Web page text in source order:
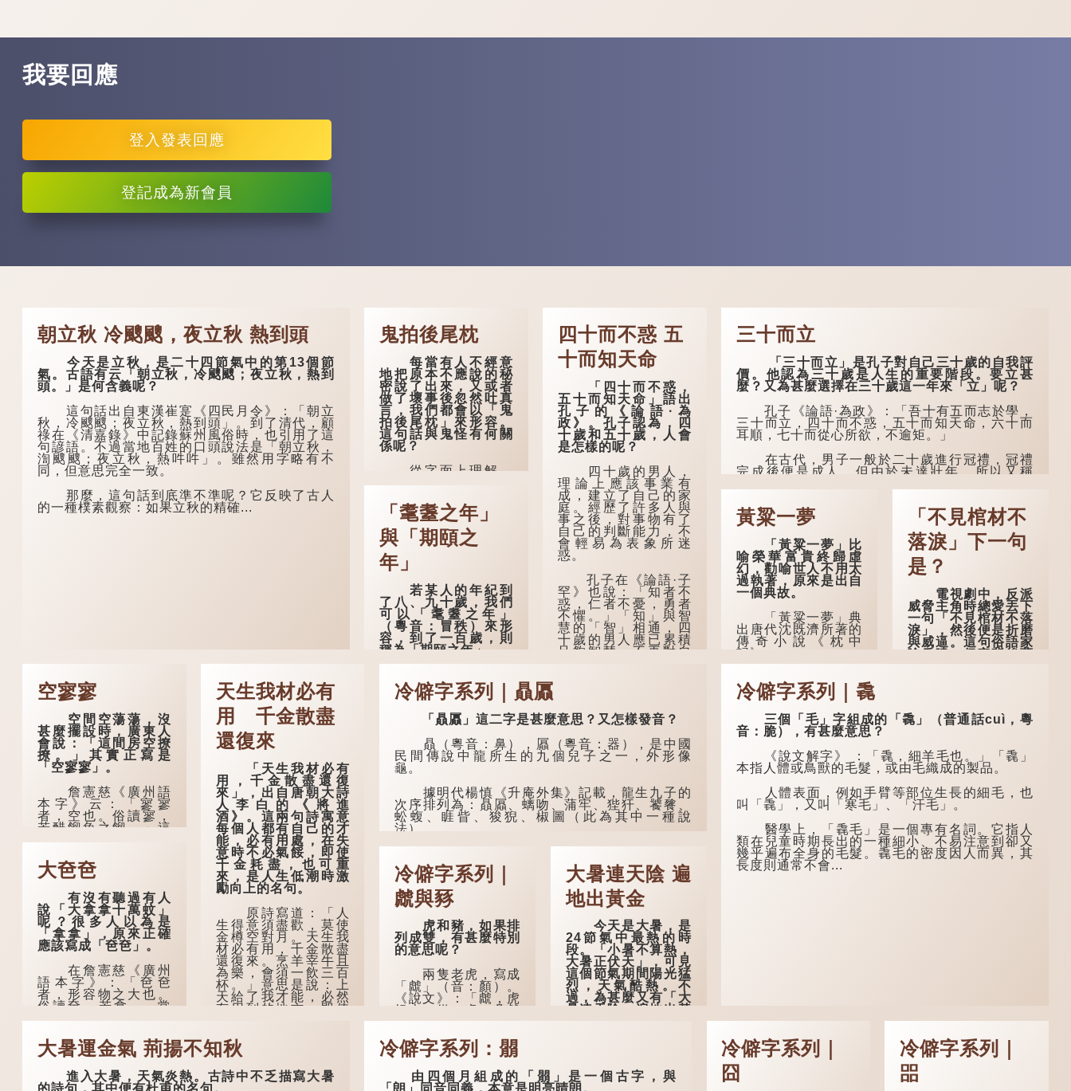
我要回應
登入發表回應
登記成為新會員
朝立秋 冷颼颼，夜立秋 熱到頭
今天是立秋，是二十四節氣中的第13個節
氣。古語有云「朝立秋，冷颼颼；夜立秋，熱到
頭。」是何含義呢？
這句話出自東漢崔寔《四民月令》：「朝立
秋，冷颼颼；夜立秋，熱到頭」。到了清代，顧
祿在《清嘉錄》中記錄蘇州風俗時，也引用了這
句諺語。不過當地百姓的口頭說法是「朝立秋，
渹颼颼；夜立秋，熱吽吽」。雖然用字略有不
同，但意思完全一致。
那麼，這句話到底準不準呢？它反映了古人
的一種樸素觀察：如果立秋的精確...
鬼拍後尾枕
每當有人不經意
地把原本不應說的秘
密說了出來，又或者
做了壞事後忽然吐真
言，我們都會以「鬼
拍後尾枕」來形容。
這句話與鬼怪有何關
係呢？
從字面上理解，
「後尾枕」的本字應
zhěn，與「枕」同
音）。《說文解
字》：「䪴，項枕
也。」意思是頭後部
與枕頭接觸的地方。
說法，人會將一些不
欲為人所知的記憶藏
於頸後之處。如果忽
然吐真言，就好像被
不明東西（如鬼魂）
在後腦拍了一下，藏
在腦中的秘密便脫口
「耄耋之年」
與「期頤之
年」
若某人的年紀到
了八、九十歲，我們
可以「耄耋之年」
（粵音：冒秩）來形
容，到了一百歲，則
稱為「期頤之年」。
白的老人家，亦含有
思想紊亂的意思；
「耋」更有跌倒的意
思，也是用來形容老
曹操《對酒歌》
就曾寫道：「耄耋皆
草木昆蟲。」
到了一百歲呢？
那麼就可以稱為
禮上》：「百年曰期
頤。」鄭玄註：
「期，猶要也；頤，
養也。不知衣服食
味，孝子要盡養道...
四十而不惑 五
十而知天命
「四十而不惑，
五十而知天命」語出
孔子的《論語·為
政》。孔子認為，四
十歲和五十歲，人會
是怎樣的呢？
四十歲的男人，
理論上應該事業有
成，建立了自己的家
庭。經歷了許多人與
事之後，對事物有了
自己的判斷能力，不
會輕易為表象所迷
惑。
孔子在《論語·子
罕》也說：「知者不
惑，仁者不憂，勇者
不懼。」「知」與智
慧的「智」相通，四
十歲的男人應已累積
足夠智慧，不再對自
三十而立
「三十而立」是孔子對自己三十歲的自我評
價。他認為三十歲是人生的重要階段。要立甚
麼？又為甚麼選擇在三十歲這一年來「立」呢？
孔子《論語·為政》：「吾十有五而志於學，
三十而立，四十而不惑，五十而知天命，六十而
耳順，七十而從心所欲，不逾矩。」
在古代，男子一般於二十歲進行冠禮，冠禮
完成後便是成人，但由於未達壯年，所以又稱
這說明三十歲在...
黃粱一夢
「黃粱一夢」比
喻榮華富貴終歸虛
幻，勸喻世人不用太
過執著，原來是出自
一個典故。
「黃粱一夢」典
出唐代沈既濟所著的
傳奇小說《枕中
記》。
典故是這樣的：
唐朝開元年間，有一
個窮困潦倒的盧姓書
生，在上京赴考的途
中經過一間旅店休
息，碰巧遇到一位呂
姓道士，兩人暢談甚
歡。
言談間，盧姓書
生感慨自己雖貴為讀
書人，但一直未能考
取功名，仍然貧困，
感到十分落泊。於
是，道士拿出一個青
瓷枕頭，讓...
「不見棺材不
落淚」下一句
是？
電視劇中，反派
威脅主角時總愛丟下
一句「不見棺材不落
淚」，然後便是折磨
與威逼。這句俗語家
喻戶曉，但它背後藏
是「不見棺材不下
淚」或「不見親棺不
陵笑笑生所著的《金
瓶梅詞話》第九十八
回。原意是指人未親
眼見到親人棺木，便
不會真正感到悲傷；
後來引申為比喻人執
迷不悟，不到徹底失
敗，便不肯罷休。
許多人對這上半
空寥寥
空間空蕩蕩，沒
甚麼擺設時，廣東人
會說：「這間房空撩
撩。」其實正寫是
「空寥寥」。
詹憲慈《廣州語
本字》云：「寥寥
者，空也。俗讀寥，
若醋餾魚之餾。」這
個字在古代已經出
《說文》注本中，
「寥」是「廫」的篆
虛。如《列仙傳·安期
先生》載琊阜老人故
事，以「寥寥安期，
虛質高清」形容空虛
無所事事。
大夿夿
有沒有聽過有人
說「大拿拿十萬蚊」
呢？很多人以為是
「拿拿」，原來正確
應該寫成「夿夿」。
在詹憲慈《廣州
語本字》：「夿夿
者，形容物之大也。
俗讀夿，若拿……常
語有曰『一個銀錢大
「夿」形容大，
「一個銀錢大夿
夿」，就形容金錢數
天生我材必有
用 千金散盡
還復來
「天生我材必有
用，千金散盡還復
來」，出自唐朝大詩
人李白的《將進
酒》。這兩句詩寓意
每個人都有自己的才
能，必有用處，在失
意時不必氣餒，即使
千金耗盡，也可重
來，是人生低潮時激
勵向上的名句。
原詩寫道：「人
生得意須盡歡，莫使
金樽空對月。天生我
材必有用，千金散盡
還復來。烹羊宰牛且
為樂，會須一飲三百
杯。」意思是說：上
天給了我才能，必然
有用到的地方；即使
李白作此詩時，
大約是天寶十一年。
當時他已被唐玄宗賜
冷僻字系列｜贔屭
「贔屭」這二字是甚麼意思？又怎樣發音？
贔（粵音：鼻），屭（粵音：器），是中國
民間傳說中龍所生的九個兒子之一，外形像
龜。
據明代楊慎《升庵外集》記載，龍生九子的
次序排列為：贔屭、螭吻、蒲牢、狴犴、饕餮、
蚣蝮、睚眥、狻猊、椒圖（此為其中一種說
法）。
形像龜，因為能負重，多作為碑座，有「碑下龜...
冷僻字系列｜
虤與豩
虎和豬，如果排
列成雙，有甚麼特別
的意思呢？
兩隻老虎，寫成
「虤」（音：顏）。
《說文》：「虤，虎
怒也。從二虎。凡虤
之屬皆從虤。」代表
人詩中亦有「求閑未
得閑，眾誚瞋虤虤」
之句，意思是眾人的
譏諷讓人怒目而視。
大暑連天陰 遍
地出黃金
今天是大暑，是
24節氣中最熱的時
段。「小暑不算熱，
大暑正伏天」，可見
這個節氣期間陽光猛
烈，天氣酷熱。不
過，為甚麼又有「大
暑連天陰，遍地出黃
律。《逸周書·時訓
解》記載：「大暑之
冷僻字系列｜毳
三個「毛」字組成的「毳」（普通話cuì，粵
音：脆），有甚麼意思？
《說文解字》 ：「毳，細羊毛也。」「毳」
本指人體或鳥獸的毛髮，或由毛織成的製品。
人體表面，例如手臂等部位生長的細毛，也
叫「毳」，又叫「寒毛」、「汗毛」。
醫學上，「毳毛」是一個專有名詞。它指人
類在兒童時期長出的一種細小、不易注意到卻又
幾乎遍布全身的毛髮。毳毛的密度因人而異，其
長度則通常不會...
大暑運金氣 荊揚不知秋
進入大暑，天氣炎熱。古詩中不乏描寫大暑
的詩句，其中便有杜甫的名句。
冷僻字系列：朤
由四個月組成的「朤」是一個古字，與
「朗」同音同義，本意是明亮晴朗。
冷僻字系列｜
囧
冷僻字系列｜
㗊